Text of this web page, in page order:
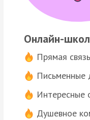
Онлайн-
Прямая
Письменные
Интересные
Душевное